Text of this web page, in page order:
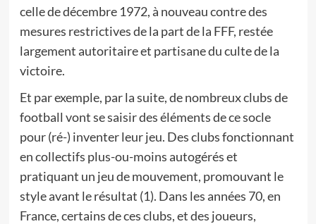
celle de décembre 1972, à nouveau contre des
mesures restrictives de la part de la FFF, restée
largement autoritaire et partisane du culte de la
victoire.
Et par exemple, par la suite, de nombreux clubs de
football vont se saisir des éléments de ce socle
pour (ré-) inventer leur jeu. Des clubs fonctionnant
en collectifs plus-ou-moins autogérés et
pratiquant un jeu de mouvement, promouvant le
style avant le résultat (1). Dans les années 70, en
France, certains de ces clubs, et des joueurs,